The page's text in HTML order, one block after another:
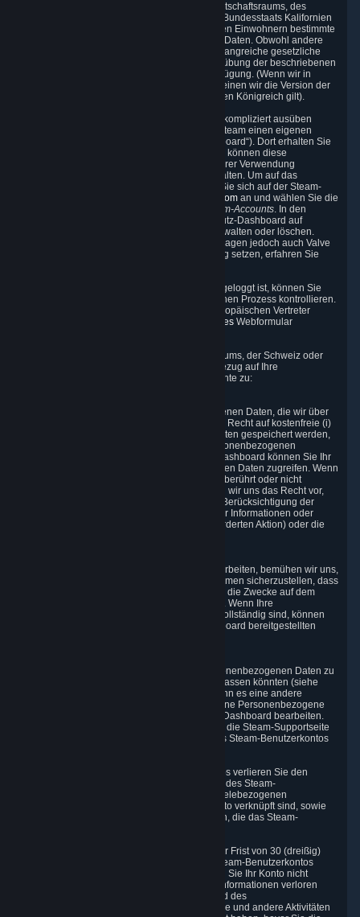
Die Datenschutzgesetze des Europäischen Wirtschaftsraums, des
Vereinigten Königreichs, der Schweiz, des US-Bundesstaats Kalifornien
sowie anderer Gebiete gewähren den jeweiligen Einwohnern bestimmte
Rechte in Bezug auf ihre Personenbezogenen Daten. Obwohl andere
Gerichtsbarkeiten möglicherweise weniger umfangreiche gesetzliche
Rechte gewähren, stellen wir die Tools zur Ausübung der beschriebenen
Rechte allen unseren Kunden weltweit zur Verfügung. (Wenn wir in
diesem Abschnitt von der DSGVO sprechen, meinen wir die Version der
DSGVO, die für Sie in der EU oder im Vereinigten Königreich gilt).
Damit Sie Ihre Datenschutzrechte möglichst unkompliziert ausüben
können, stellen wir auf der Support-Seite von Steam einen eigenen
Abschnitt dafür bereit (das „Datenschutz-Dashboard“). Dort erhalten Sie
Zugriff auf Ihre Personenbezogenen Daten und können diese
gegebenenfalls berichtigen und löschen und ihrer Verwendung
widersprechen, wenn Sie dies für notwendig halten. Um auf das
Datenschutz-Dashboard zuzugreifen, melden Sie sich auf der Steam-
http://help.steampowered.com an und wählen Sie die
Mein Account -> Daten Ihres Steam-Accounts. In den
meisten Fällen können Sie über das Datenschutz-Dashboard auf
Personenbezogene Daten zugreifen, diese verwalten oder löschen.
Alternativ können Sie mit Ihren Fragen und Anfragen jedoch auch Valve
kontaktieren. Wie Sie sich mit uns in Verbindung setzen, erfahren Sie
Als Besucher der Steam-Website, der nicht eingeloggt ist, können Sie
Cookies durch den in Abschnitt 3.6 beschriebenen Prozess kontrollieren.
Sie können sich auch an Valve oder seinen europäischen Vertreter
dieses Webformular
Als Einwohner des Europäischen Wirtschaftsraums, der Schweiz oder
des Vereinigten Königreichs stehen Ihnen in Bezug auf Ihre
Personenbezogenen Daten die folgenden Rechte zu:
Sie haben das Recht, auf Ihre Personenbezogenen Daten, die wir über
Sie speichern, zuzugreifen; d. h. Sie haben das Recht auf kostenfreie (i)
Informationen, ob Ihre Personenbezogenen Daten gespeichert werden,
(ii) Zugriff auf und/oder (iii) Duplikate Ihrer Personenbezogenen
gespeicherten Daten. Über das Datenschutz-Dashboard können Sie Ihr
Recht ausüben und auf Ihre Personenbezogenen Daten zugreifen. Wenn
die Anfrage die Rechte und Freiheiten Anderer berührt oder nicht
begründet oder unverhältnismäßig ist, behalten wir uns das Recht vor,
eine angemessene Gebühr zu erheben (unter Berücksichtigung der
administrativen Kosten für die Bereitstellung der Informationen oder
Kommunikation oder Durchführung der angeforderten Aktion) oder die
Wenn wir Ihre Personenbezogenen Daten verarbeiten, bemühen wir uns,
durch die Implementierung geeigneter Maßnahmen sicherzustellen, dass
Ihre Personenbezogenen Daten korrekt und für die Zwecke auf dem
neuesten Stand sind, für die sie erfasst wurden. Wenn Ihre
Personenbezogenen Daten ungenau oder unvollständig sind, können
Sie die von Ihnen über das Datenschutz-Dashboard bereitgestellten
Sie haben das Recht, die Löschung Ihrer Personenbezogenen Daten zu
beantragen, wenn der Grund, warum wir sie erfassen könnten (siehe
Abschnitt 2. oben), nicht mehr existiert oder wenn es eine andere
Rechtsgrundlage für ihre Löschung gibt. Einzelne Personenbezogene
Datensätze können Sie über das Datenschutz-Dashboard bearbeiten.
Darüber hinaus können Sie die Löschung über die Steam-Supportseite
anfordern. Sie können auch die Löschung Ihres Steam-Benutzerkontos
Durch das Löschen Ihres Steam-Benutzerkontos verlieren Sie den
Zugang zu den Steam-Diensten, einschließlich des Steam-
Benutzerkontos, der Abonnements und den spielebezogenen
Informationen, die mit dem Steam-Benutzerkonto verknüpft sind, sowie
die Möglichkeit, auf andere Dienste zuzugreifen, die das Steam-
Wir ermöglichen Ihnen, Ihr Konto während einer Frist von 30 (dreißig)
Tagen ab dem Zeitpunkt der Löschung Ihres Steam-Benutzerkontos
wiederherzustellen. Mit dieser Funktion können Sie Ihr Konto nicht
versehentlich verlieren, weil Sie Ihre Anmeldeinformationen verloren
haben oder das Konto gehackt wurde. Während des
Unterbrechungszeitraums können wir finanzielle und andere Aktivitäten